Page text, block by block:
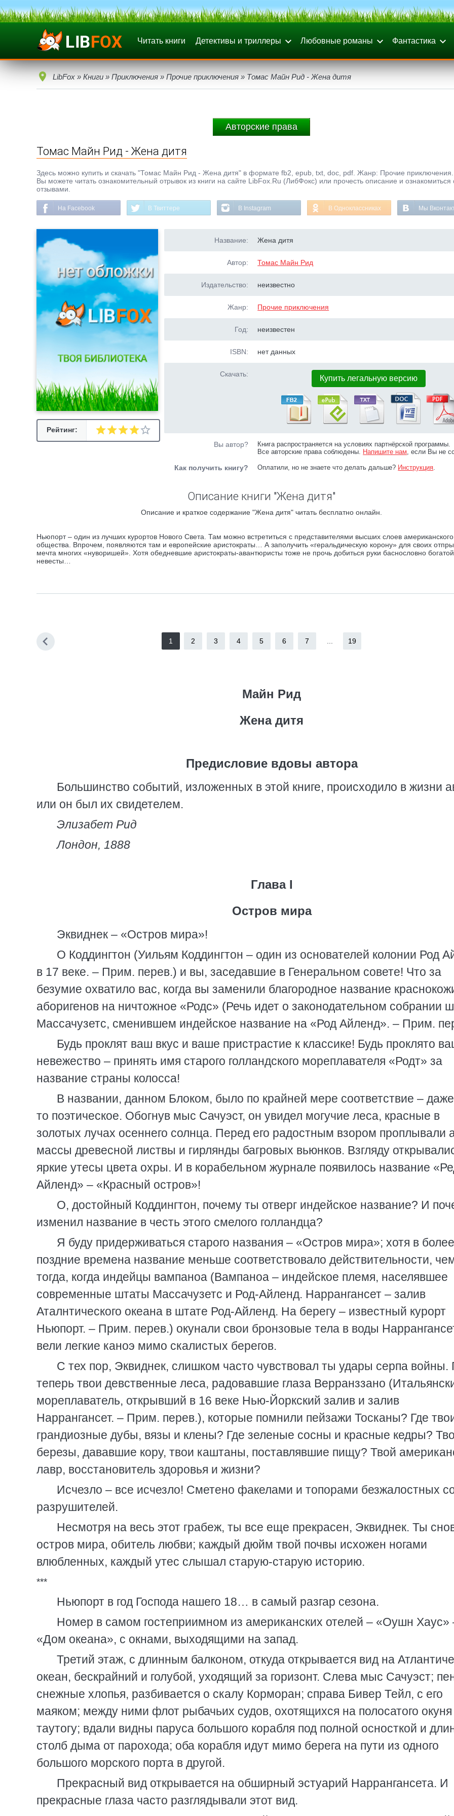
Читать книги Детективы и триллеры Любовные романы Фантастика
LibFox » Книги » Приключения » Прочие приключения » Томас Майн Рид - Жена дитя
Авторские права
Томас Майн Рид - Жена дитя
Здесь можно купить и скачать "Томас Майн Рид - Жена дитя" в формате fb2, epub, txt, doc, pdf. Жанр: Прочие
Вы можете читать ознакомительный отрывок из книги на сайте LibFox.Ru (ЛибФокс) или прочесть описание и ознакомиться
отзывами.
На Facebook В Твиттере В Instagram В Одноклассниках Мы
Рейтинг:
Название: Жена дитя
Автор: Томас Майн Рид
Издательство: неизвестно
Жанр: Прочие приключения
Год: неизвестен
ISBN: нет данных
Скачать: Купить легальную версию
Вы автор?
Книга распространяется на условиях партнёрской программы.
Все авторские права соблюдены. Напишите нам, если Вы не
Как получить книгу? Оплатили, но не знаете что делать дальше? Инструкция.
Описание книги "Жена дитя"
Описание и краткое содержание "Жена дитя" читать бесплатно онлайн.
Ньюпорт – один из лучших курортов Нового Света. Там можно встретиться с представителями высших слоев американского
общества. Впрочем, появляются там и европейские аристократы… А заполучить «геральдическую корону» для своих
мечта многих «нуворишей». Хотя обедневшие аристократы-авантюристы тоже не прочь добиться руки баснословно богатой
невесты…
1 2 3 4 5 6 7 19
Майн Рид
Жена дитя
Предисловие вдовы автора
Большинство событий, изложенных в этой книге, происходило в жизни
или он был их свидетелем.
Элизабет Рид
Лондон, 1888
Глава I
Остров мира
Эквиднек – «Остров мира»!
О Коддингтон (Уильям Коддингтон – один из основателей колонии Род
в 17 веке. – Прим. перев.) и вы, заседавшие в Генеральном совете! Что за
безумие охватило вас, когда вы заменили благородное название
аборигенов на ничтожное «Родс» (Речь идет о законодательном собрании
Массачузетс, сменившем индейское название на «Род Айленд». – Прим.
Будь проклят ваш вкус и ваше пристрастие к классике! Будь проклято
невежество – принять имя старого голландского мореплавателя «Родт» за
название страны колосса!
В названии, данном Блоком, было по крайней мере соответствие –
то поэтическое. Обогнув мыс Сачуэст, он увидел могучие леса, красные в
золотых лучах осеннего солнца. Перед его радостным взором проплывали
массы древесной листвы и гирлянды багровых вьюнков. Взгляду
яркие утесы цвета охры. И в корабельном журнале появилось название
Айленд» – «Красный остров»!
О, достойный Коддингтон, почему ты отверг индейское название? И
изменил название в честь этого смелого голландца?
Я буду придерживаться старого названия – «Остров мира»; хотя в более
поздние времена название меньше соответствовало действительности,
тогда, когда индейцы вампаноа (Вампаноа – индейское племя, населявшее
современные штаты Массачузетс и Род-Айленд. Наррангансет – залив
Аталнтического океана в штате Род-Айленд. На берегу – известный курорт
Ньюпорт. – Прим. перев.) окунали свои бронзовые тела в воды
вели легкие каноэ мимо скалистых берегов.
С тех пор, Эквиднек, слишком часто чувствовал ты удары серпа войны.
теперь твои девственные леса, радовавшие глаза Верранззано
мореплаватель, открывший в 16 веке Нью-Йоркский залив и залив
Наррангансет. – Прим. перев.), которые помнили пейзажи Тосканы? Где
грандиозные дубы, вязы и клены? Где зеленые сосны и красные кедры?
березы, дававшие кору, твои каштаны, поставлявшие пищу? Твой
лавр, восстановитель здоровья и жизни?
Исчезло – все исчезло! Сметено факелами и топорами безжалостных
разрушителей.
Несмотря на весь этот грабеж, ты все еще прекрасен, Эквиднек. Ты
остров мира, обитель любви; каждый дюйм твой почвы исхожен ногами
влюбленных, каждый утес слышал старую-старую историю.
***
Ньюпорт в год Господа нашего 18… в самый разгар сезона.
Номер в самом гостеприимном из американских отелей – «Оушн Хаус»
«Дом океана», с окнами, выходящими на запад.
Третий этаж, с длинным балконом, откуда открывается вид на
океан, бескрайний и голубой, уходящий за горизонт. Слева мыс Сачуэст;
снежные хлопья, разбивается о скалу Корморан; справа Бивер Тейл, с его
маяком; между ними флот рыбачьих судов, охотящихся на полосатого окуня
таутогу; вдали видны паруса большого корабля под полной осносткой и
столб дыма от парохода; оба корабля идут мимо берега на пути из одного
большого морского порта в другой.
Прекрасный вид открывается на обширный эстуарий Наррангансета. И
прекрасные глаза часто разглядывали этот вид.